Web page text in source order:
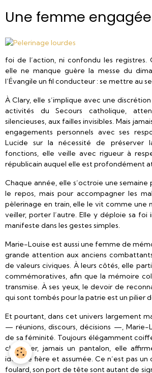
Une femme engagée
foi de l’action, ni confondu les registres.
elle ne manque guère la messe du
l’Évangile un fil conducteur : se mettre au
À Clary, elle s’implique avec une
activités du Secours catholique,
silencieuses, aux failles invisibles. Mais
engagements personnels avec ses
Lucide sur la nécessité de préserver
fonctions, elle veille avec rigueur à
républicain auquel elle est profondément
Chaque année, elle s’octroie une
le repos, mais pour accompagner les
pèlerinage en train, elle le vit comme une
veiller, porter l’autre. Elle y déploie sa foi
manifeste dans les gestes simples.
Marie-Louise est aussi une femme de
grande attention aux anciens
de valeurs civiques. À leurs côtés, elle
commémoratives, afin que la mémoire
transmise. À ses yeux, le devoir de
qui sont tombés pour la patrie est un pilier
Et pourtant, dans cet univers largement
— réunions, discours, décisions —, Marie-
de sa féminité. Toujours élégamment
chemisier, jamais un pantalon, elle
identité fière et assumée. Ce n’est pas un
foulard, son port de tête sont autant de